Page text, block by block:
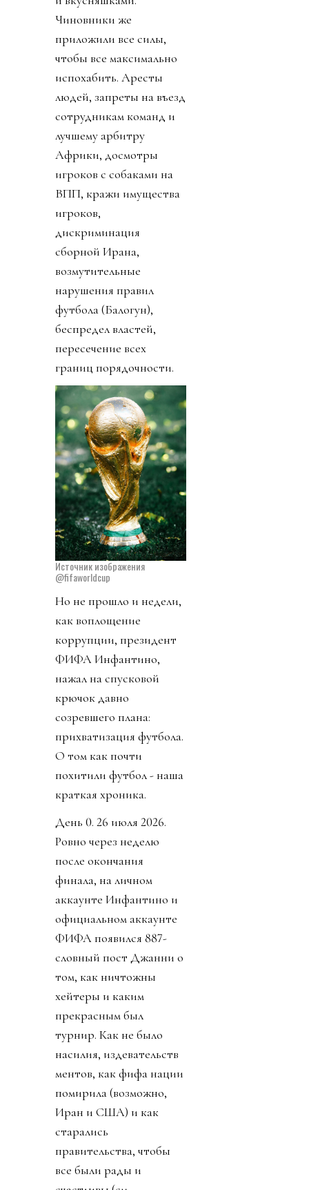
Чиновники же
приложили все силы,
чтобы все максимально
испохабить. Аресты
людей, запреты на въезд
сотрудникам команд и
лучшему арбитру
Африки, досмотры
игроков с собаками на
ВПП, кражи имущества
игроков,
дискриминация
сборной Ирана,
возмутительные
нарушения правил
футбола (Балогун),
беспредел властей,
пересечение всех
границ порядочности.
Источник изображения
@fifaworldcup
Но не прошло и недели,
как воплощение
коррупции, президент
ФИФА Инфантино,
нажал на спусковой
крючок давно
созревшего плана:
прихватизация футбола.
О том как почти
похитили футбол - наша
краткая хроника.
День 0. 26 июля 2026.
Ровно через неделю
после окончания
финала, на личном
аккаунте Инфантино и
официальном аккаунте
ФИФА появился 887-
словный пост Джанни о
том, как ничтожны
хейтеры и каким
прекрасным был
турнир. Как не было
насилия, издевательств
ментов, как фифа нации
помирила (возможно,
Иран и США) и как
старались
правительства, чтобы
все были рады и